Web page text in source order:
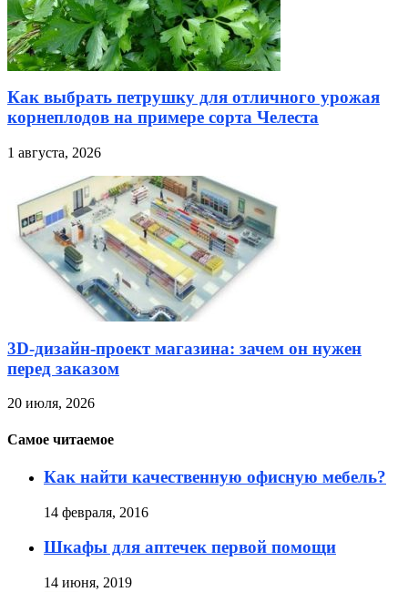
Как выбрать петрушку для отличного урожая
корнеплодов на примере сорта Челеста
1 августа, 2026
3D-дизайн-проект магазина: зачем он нужен
перед заказом
20 июля, 2026
Самое читаемое
Как найти качественную офисную мебель?
14 февраля, 2016
Шкафы для аптечек первой помощи
14 июня, 2019